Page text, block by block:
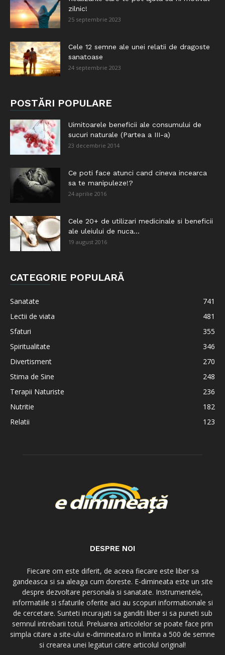
zilnic!
25 septembrie 2023
Cele 12 semne ale unei relatii de dragoste
sanatoase
24 septembrie 2023
POSTĂRI POPULARE
Uimitoarele beneficii ale consumului de
sucuri naturale (Partea a III-a)
23 decembrie 2014
Ce poti face atunci cand cineva incearca
sa te manipuleze!?
24 aprilie 2016
Cele 20+ de utilizari medicinale si beneficii
ale uleiului de nuca...
19 august 2016
CATEGORIE POPULARĂ
Sanatate
741
Lectii de viata
481
Sfaturi
355
Spiritualitate
346
Divertisment
270
Stima de Sine
248
Terapii Naturiste
236
Nutritie
182
Relatii
123
DESPRE NOI
Fiecare om este diferit, de aceea fiecare este liber sa
gandeasca si sa aleaga cum doreste. E-dimineata este un site
despre dezvoltare personala si sanatate. Instrumentele,
informatiile si sfaturile oferite aici au scopuri informationale si
de cercetare. Sunteti incurajati sa ganditi liber si sa puneti sub
semnul intrebarii totul. Preluarea articolelor se poate face prin
simpla citare a site-ului e-dimineata.ro in limita a 500 de semne
si crearea unei legaturi catre articolul original!